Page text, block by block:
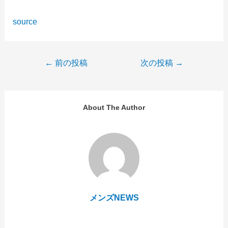
source
← 前の投稿 次の投稿 →
About The Author
メンズNEWS